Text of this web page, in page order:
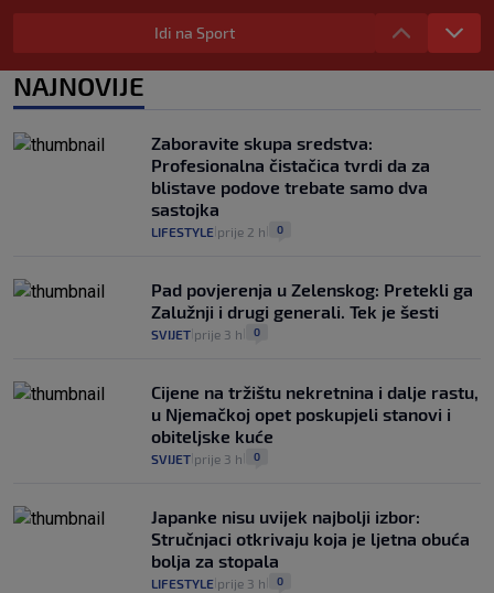
"Kći je otišla na more, a zaboravila
zdravstvenu iskaznicu". Kakva su prava
pacijenata izvan mjesta prebivališta?
1
Plenković na 15 dana ukine mjere: "Ne bi
se dogodilo ništa. Vlada se zaljubila u te
intervencije"
30. srp. 25
Idi na Sport
NAJNOVIJE
Zaboravite skupa sredstva:
Profesionalna čistačica tvrdi da za
blistave podove trebate samo dva
sastojka
LIFESTYLE prije 2 h 0
Pad povjerenja u Zelenskog: Pretekli ga
Zalužnji i drugi generali. Tek je šesti
SVIJET prije 3 h 0
Cijene na tržištu nekretnina i dalje rastu,
u Njemačkoj opet poskupjeli stanovi i
obiteljske kuće
SVIJET prije 3 h 0
Japanke nisu uvijek najbolji izbor:
Stručnjaci otkrivaju koja je ljetna obuća
bolja za stopala
LIFESTYLE prije 3 h 0